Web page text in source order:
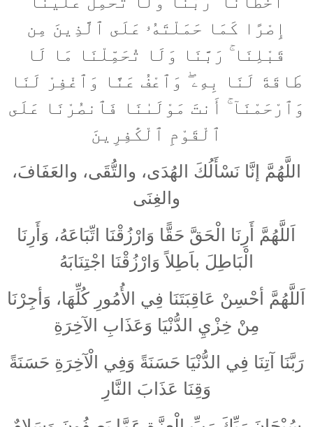
إِصْرًا كَمَا حَمَلْتَهُۥ عَلَى ٱلَّذِينَ مِن
قَبْلِنَا ۚ رَبَّنَا وَلَا تُحَمِّلْنَا مَا لَا
طَاقَةَ لَنَا بِهِۦ ۖ وَٱعْفُ عَنَّا وَٱغْفِرْ لَنَا
وَٱرْحَمْنَآ ۚ أَنتَ مَوْلَىٰنَا فَٱنصُرْنَا عَلَى
ٱلْقَوْمِ ٱلْكَٰفِرِينَ
اللَّهُمَّ إنَّا نَسْأَلُكَ الهُدَى، والتُّقَى، والعَفَافَ،
والغِنَى
اَللَّهُمَّ أَرِنَا الْحَقَّ حَقًّا وَارْزُقْنَا اتِّبَاعَهُ، وَأَرِنَا
الْبَاطِلَ باَطِلاً وَارْزُقْنَا اجْتِنَابَهُ
اَللَّهُمَّ أحْسِنْ عَاقِبَتَنَا فِي الأُمُورِ كُلِّهَا، وَأجِرْنَا
مِنْ خِزْيِ الدُّنْيَا وَعَذَابِ الآخِرَةِ
رَبَّنَا آتِنَا فِي الدُّنْيَا حَسَنَةً وَفِي الْآخِرَةِ حَسَنَةً
وَقِنَا عَذَابَ النَّارِ